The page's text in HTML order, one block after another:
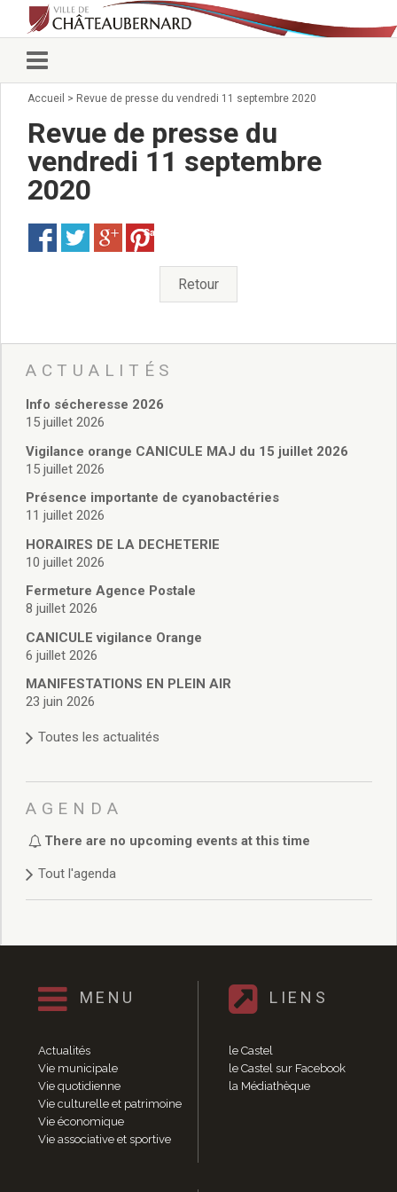
Vie municipale
Conseillers municipaux
Commissions 2026
Prendre rendez-vous
Services municipaux
Organigramme
Pour venir nous voir
État civil/élections/formalités
Affaires Scolaires
Vie associative
Police Municipale/règlementation
Services en ligne
Inscriptions sur les listes électorales
Plan Local d’Urbanisme intercommunal
Actes d’état civil
Budgets
Budget de Fonctionnement
Budget d’Investissement
Conseils municipaux
Règlement du conseil municipal
Déliberations 2026
Délibérations 2024
Délibérations 2022
Délibérations 2021
Délibérations 2019
Délibérations 2018
Délibérations 2012
Délibérations 2009
Délibérations 2008
Agenda réunions publiques
Marchés publics
Toutes les actualités
Accueil > Revue de presse du vendredi 11 septembre 2020
Revue de presse du
vendredi 11 septembre
2020
Save
Retour
ACTUALITÉS
Info sécheresse 2026
15 juillet 2026
Vigilance orange CANICULE MAJ du 15 juillet 2026
15 juillet 2026
Présence importante de cyanobactéries
11 juillet 2026
HORAIRES DE LA DECHETERIE
10 juillet 2026
Fermeture Agence Postale
8 juillet 2026
CANICULE vigilance Orange
6 juillet 2026
MANIFESTATIONS EN PLEIN AIR
23 juin 2026
Toutes les actualités
AGENDA
There are no upcoming events at this time
Tout l'agenda
MENU
Actualités
Vie municipale
Vie quotidienne
Vie culturelle et patrimoine
Vie économique
Vie associative et sportive
LIENS
le Castel
le Castel sur Facebook
la Médiathèque